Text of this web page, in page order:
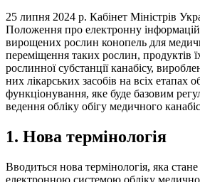
25 липня 2024 р. Кабінет Міністрів
Положення про електронну
вирощених рослин конопель для
переміщення таких рослин, продуктів
рослинної субстанції канабісу,
них лікарських засобів на всіх етапах
функціонування, яке буде базовим
ведення обліку обігу медичного
1. Нова термінологія
Вводиться нова термінологія, яка
електронною системою обліку